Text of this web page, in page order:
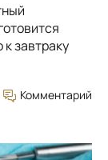
завтраку
Комментарий